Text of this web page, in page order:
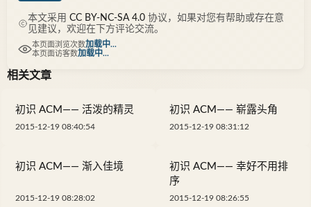
本文采用 CC BY-NC-SA 4.0协议，如果对您有帮助或存在意
见建议，欢迎在下方评论交流。
本页面浏览次数加载中...
本页面访客数加载中...
相关文章
初识 ACM—— 活泼的精灵
2015-12-19 08:40:54
初识 ACM—— 崭露头角
2015-12-19 08:31:12
初识 ACM—— 渐入佳境
2015-12-19 08:28:02
初识 ACM—— 幸好不用排
序
2015-12-19 08:26:55